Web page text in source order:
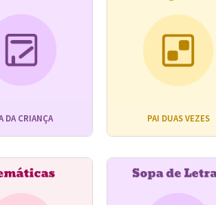
DA CRIANÇA PAI DUAS VEZES